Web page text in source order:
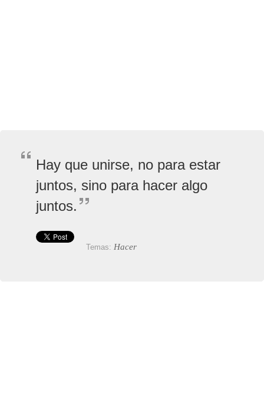
Hay que unirse, no para estar
juntos, sino para hacer algo
juntos.
Temas: Hacer